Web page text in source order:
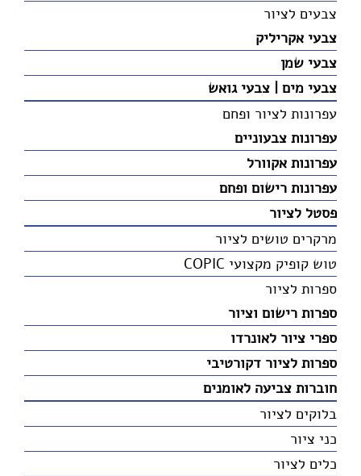
צבעים לציור
צבעי אקריליק
צבעי שמן
צבעי מים | צבעי גואש
עפרונות לציור ופחם
עפרונות צבעוניים
עפרונות אקוורל
עפרונות רישום ופחם
פסטל לציור
מרקרים טושים לציור
טוש קופיק מקצועי COPIC
ספרות לציור
ספרות רישום וציור
ספרי ציור לאונרדו
ספרות לציור דקורטיבי
חוברות צביעה לאומנים
בלוקים לציור
כני ציור
כלים לציור